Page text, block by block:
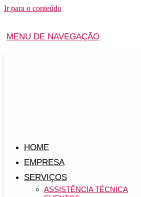
Ir para o conteúdo
MENU DE NAVEGAÇÃO
HOME
EMPRESA
SERVIÇOS
ASSISTÊNCIA TÉCNICA